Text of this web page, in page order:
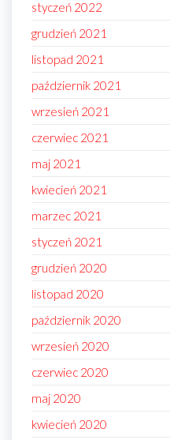
styczeń 2022
grudzień 2021
listopad 2021
październik 2021
wrzesień 2021
czerwiec 2021
maj 2021
kwiecień 2021
marzec 2021
styczeń 2021
grudzień 2020
listopad 2020
październik 2020
wrzesień 2020
czerwiec 2020
maj 2020
kwiecień 2020